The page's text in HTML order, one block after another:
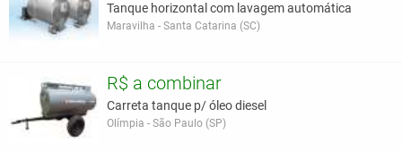
Tanque horizontal com lavagem automática
Maravilha - Santa Catarina (SC)
R$ a combinar
Carreta tanque p/ óleo diesel
Olímpia - São Paulo (SP)